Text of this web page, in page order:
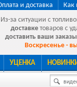
и доставка Как
Из-за ситуации с
доставке товаров с
доставить ваши
Воскресенье -
УЦЕНКА